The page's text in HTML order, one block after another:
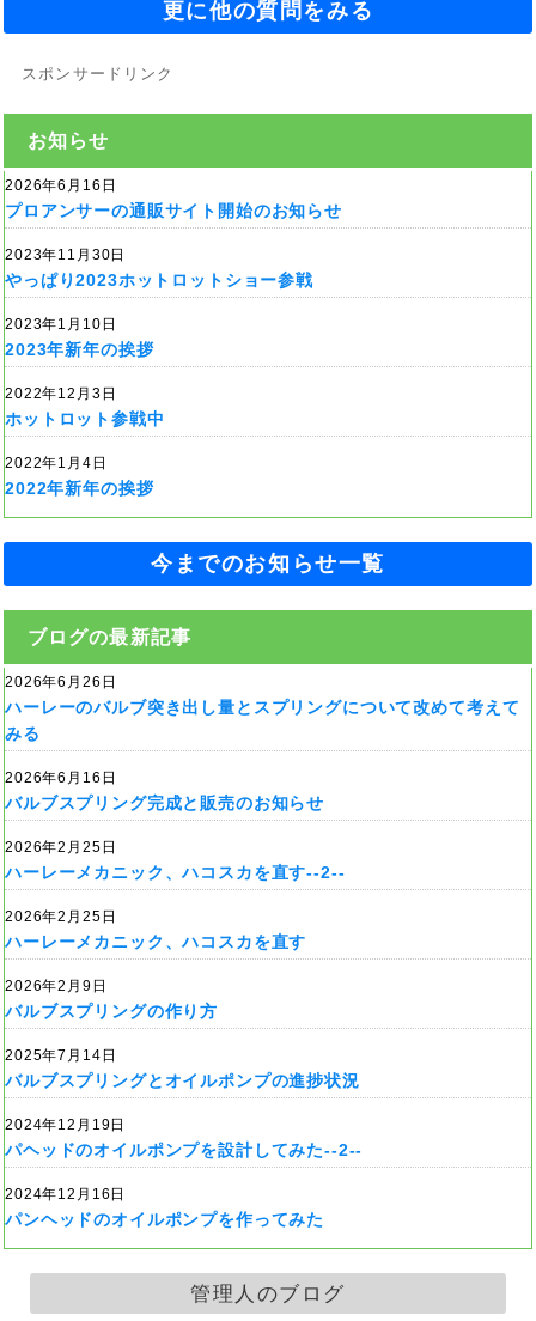
更に他の質問をみる
スポンサードリンク
お知らせ
2026年6月16日
プロアンサーの通販サイト開始のお知らせ
2023年11月30日
やっぱり2023ホットロットショー参戦
2023年1月10日
2023年新年の挨拶
2022年12月3日
ホットロット参戦中
2022年1月4日
2022年新年の挨拶
今までのお知らせ一覧
ブログの最新記事
2026年6月26日
ハーレーのバルブ突き出し量とスプリングについて改めて考えて
みる
2026年6月16日
バルブスプリング完成と販売のお知らせ
2026年2月25日
ハーレーメカニック、ハコスカを直す--2--
2026年2月25日
ハーレーメカニック、ハコスカを直す
2026年2月9日
バルブスプリングの作り方
2025年7月14日
バルブスプリングとオイルポンプの進捗状況
2024年12月19日
パヘッドのオイルポンプを設計してみた--2--
2024年12月16日
パンヘッドのオイルポンプを作ってみた
管理人のブログ